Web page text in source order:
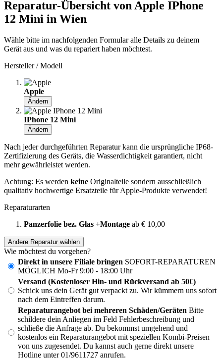
Reparatur-Übersicht von Apple IPhone
12 Mini in Wien
Wähle bitte im nachfolgenden Formular alle Details zu deinem
Gerät aus und was du repariert haben möchtest.
Hersteller / Modell
Apple
Ändern
IPhone 12 Mini
Ändern
Nach jeder durchgeführten Reparatur kann die ursprüngliche IP68-
Zertifizierung des Geräts, die Wasserdichtigkeit garantiert, nicht
mehr gewährleistet werden.
Achtung: Es werden keine Originalteile sondern ausschließlich
qualitativ hochwertige Ersatzteile für Apple-Produkte verwendet!
Reparaturarten
Panzerfolie bez. Glas +Montage ab € 10,00
Andere Reparatur wählen
Wie möchtest du vorgehen?
Direkt in unsere Filiale bringen SOFORT-REPARATUREN
MÖGLICH Mo-Fr 9:00 - 18:00 Uhr
Versand (Kostenloser Hin- und Rückversand ab 50€)
Schick uns dein Gerät gut verpackt zu. Wir kümmern uns sofort
nach dem Eintreffen darum.
Reparaturangebot bei mehreren Schäden/Geräten Bitte
schildere dein Anliegen im Feld Fehlerbeschreibung und
schließe die Anfrage ab. Du bekommst umgehend und
kostenlos ein Reparaturangebot mit speziellen Kombi-Preisen
von uns zugesendet. Du kannst auch gerne direkt unsere
Hotline unter 01/9611727 anrufen.